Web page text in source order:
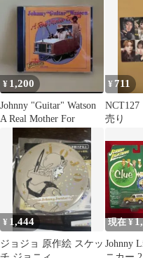
¥ 1,200
Johnny "Guitar" Watson
A Real Mother For
¥ 711
NCT127
売り
¥ 1,444
ジョジョ 原作絵 スケッ
現在 ¥
Johnny